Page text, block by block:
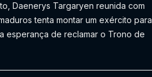
Daenerys Targaryen reunida com
tenta montar um exército para
esperança de reclamar o Trono de